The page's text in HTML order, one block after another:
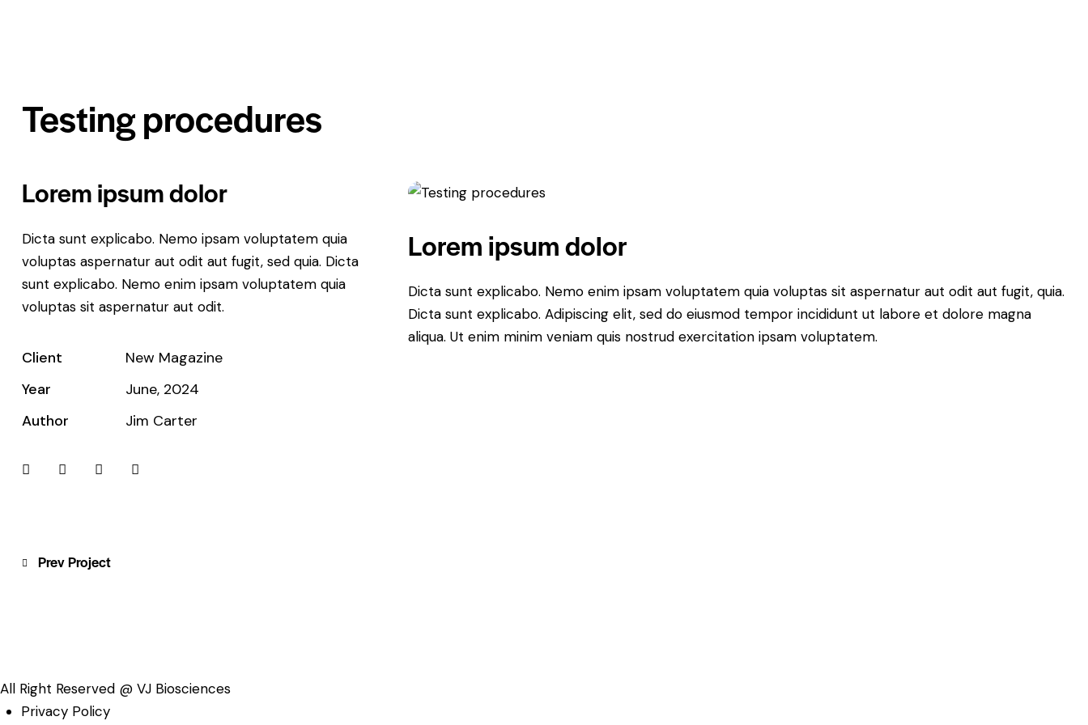
Testing procedures
Lorem ipsum dolor
Dicta sunt explicabo. Nemo ipsam voluptatem quia
voluptas aspernatur aut odit aut fugit, sed quia. Dicta
sunt explicabo. Nemo enim ipsam voluptatem quia
voluptas sit aspernatur aut odit.
Client
New Magazine
Year
June, 2024
Author
Jim Carter
Lorem ipsum dolor
Dicta sunt explicabo. Nemo enim ipsam voluptatem quia voluptas sit aspernatur aut odit aut fugit, quia.
Dicta sunt explicabo. Adipiscing elit, sed do eiusmod tempor incididunt ut labore et dolore magna
aliqua. Ut enim minim veniam quis nostrud exercitation ipsam voluptatem.
Post
Prev Project
All Right Reserved @ VJ Biosciences
Privacy Policy